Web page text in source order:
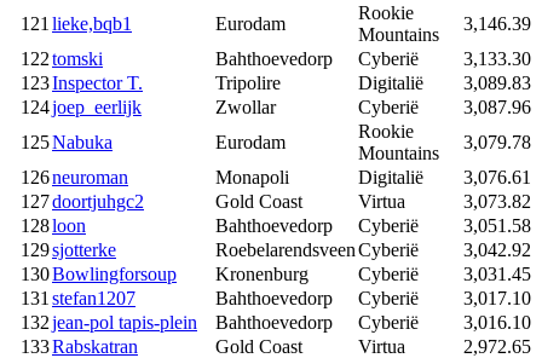
121 lieke,bqb1 Eurodam
Rookie
Mountains
3,146.39
122tomski Bahthoevedorp Cyberië
3,133.30
123Inspector T. Tripolire Digitalië
3,089.83
124joep_eerlijk Zwollar Cyberië
3,087.96
125Nabuka Eurodam
Rookie
Mountains
3,079.78
126neuroman Monapoli Digitalië
3,076.61
127doortjuhgc2 Gold Coast Virtua
3,073.82
128loon Bahthoevedorp Cyberië
3,051.58
129sjotterke RoebelarendsveenCyberië
3,042.92
130Bowlingforsoup Kronenburg Cyberië
3,031.45
131 stefan1207 Bahthoevedorp Cyberië
3,017.10
132jean-pol tapis-plein Bahthoevedorp Cyberië
3,016.10
133Rabskatran Gold Coast Virtua
2,972.65